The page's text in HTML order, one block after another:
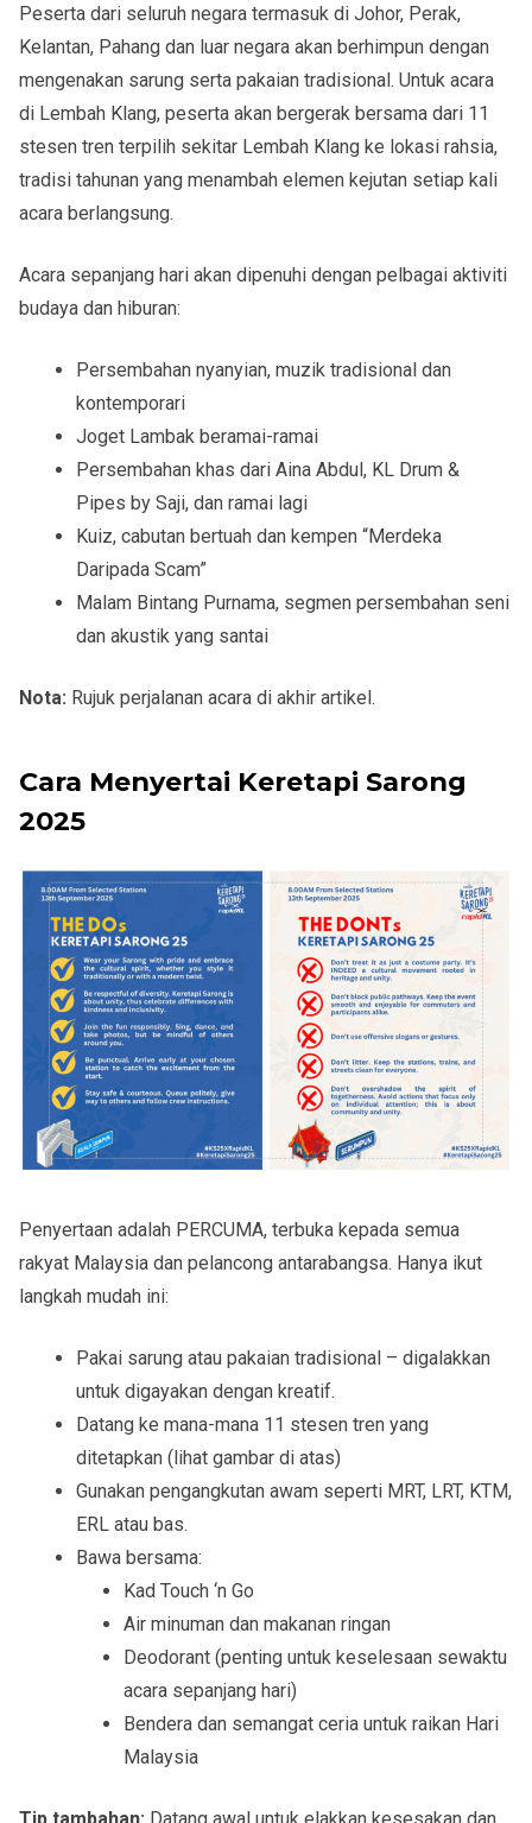
Peserta dari seluruh negara termasuk di Johor, Perak,
Kelantan, Pahang dan luar negara akan berhimpun dengan
mengenakan sarung serta pakaian tradisional. Untuk acara
di Lembah Klang, peserta akan bergerak bersama dari 11
stesen tren terpilih sekitar Lembah Klang ke lokasi rahsia,
tradisi tahunan yang menambah elemen kejutan setiap kali
acara berlangsung.
Acara sepanjang hari akan dipenuhi dengan pelbagai aktiviti
budaya dan hiburan:
Persembahan nyanyian, muzik tradisional dan
kontemporari
Joget Lambak beramai-ramai
Persembahan khas dari Aina Abdul, KL Drum &
Pipes by Saji, dan ramai lagi
Kuiz, cabutan bertuah dan kempen “Merdeka
Daripada Scam”
Malam Bintang Purnama, segmen persembahan seni
dan akustik yang santai
Nota: Rujuk perjalanan acara di akhir artikel.
Cara Menyertai Keretapi Sarong
2025
Penyertaan adalah PERCUMA, terbuka kepada semua
rakyat Malaysia dan pelancong antarabangsa. Hanya ikut
langkah mudah ini:
Pakai sarung atau pakaian tradisional – digalakkan
untuk digayakan dengan kreatif.
Datang ke mana-mana 11 stesen tren yang
ditetapkan (lihat gambar di atas)
Gunakan pengangkutan awam seperti MRT, LRT, KTM,
ERL atau bas.
Bawa bersama:
Kad Touch ‘n Go
Air minuman dan makanan ringan
Deodorant (penting untuk keselesaan sewaktu
acara sepanjang hari)
Bendera dan semangat ceria untuk raikan Hari
Malaysia